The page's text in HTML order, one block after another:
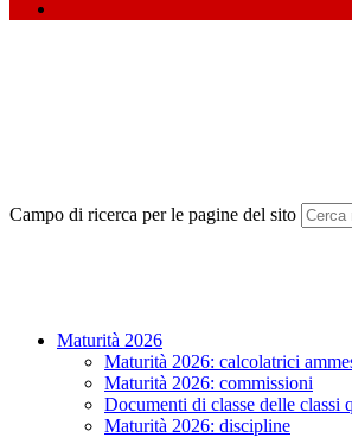
Campo di ricerca per le pagine del sito
Maturità 2026
Maturità 2026: calcolatrici
Maturità 2026: commissioni
Documenti di classe delle classi
Maturità 2026: discipline